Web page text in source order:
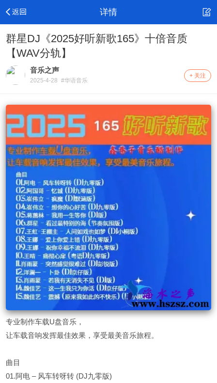
详情
群星DJ《2025好听新歌165》十倍音质
【WAV分轨】
音乐之声
2025-4-28 #华语音乐
+ 关注
专业制作车载U盘音乐，
让车载音响发挥最佳效果，享受最美音乐旅程。
曲目
01.阿电 – 风车转呀转 (DJ九零版)